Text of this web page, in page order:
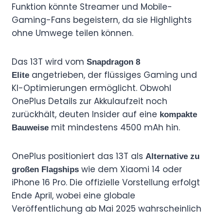
Funktion könnte Streamer und Mobile-
Gaming-Fans begeistern, da sie Highlights
ohne Umwege teilen können.
Das 13T wird vom Snapdragon 8
Elite angetrieben, der flüssiges Gaming und
KI-Optimierungen ermöglicht. Obwohl
OnePlus Details zur Akkulaufzeit noch
zurückhält, deuten Insider auf eine kompakte
Bauweise mit mindestens 4500 mAh hin.
OnePlus positioniert das 13T als Alternative zu
großen Flagships wie dem Xiaomi 14 oder
iPhone 16 Pro. Die offizielle Vorstellung erfolgt
Ende April, wobei eine globale
Veröffentlichung ab Mai 2025 wahrscheinlich